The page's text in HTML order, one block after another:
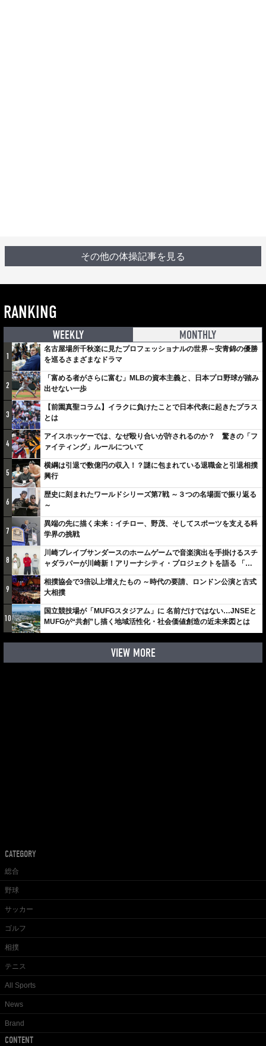
その他の体操記事を見る
RANKING
WEEKLY MONTHLY
1
名古屋場所千秋楽に見たプロフェッショナルの世界～安青錦の優勝
を巡るさまざまなドラマ
2
「富める者がさらに富む」MLBの資本主義と、日本プロ野球が踏み
出せない一歩
3
【前園真聖コラム】イラクに負けたことで日本代表に起きたプラス
とは
4
アイスホッケーでは、なぜ殴り合いが許されるのか？ 驚きの「フ
ァイティング」ルールについて
5
横綱は引退で数億円の収入！？謎に包まれている退職金と引退相撲
興行
6
歴史に刻まれたワールドシリーズ第7戦 ～３つの名場面で振り返る
～
7
異端の先に描く未来：イチロー、野茂、そしてスポーツを支える科
学界の挑戦
8
川崎ブレイブサンダースのホームゲームで音楽演出を手掛けるスチ
ャダラパーが川崎新！アリーナシティ・プロジェクトを語る 「楽
しみでしかないでしょ。川崎は、ずっと成長曲線だから」
9
相撲協会で3倍以上増えたもの ～時代の要請、ロンドン公演と古式
大相撲
10
国立競技場が「MUFGスタジアム」に 名前だけではない…JNSEと
MUFGが“共創”し描く地域活性化・社会価値創造の近未来図とは
VIEW MORE
CATEGORY
総合
野球
サッカー
ゴルフ
相撲
テニス
All Sports
News
Brand
CONTENT